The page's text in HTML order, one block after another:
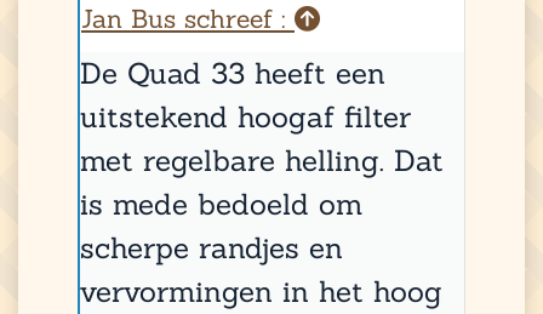
Jan Bus schreef :
De Quad 33 heeft een
uitstekend hoogaf filter
met regelbare helling. Dat
is mede bedoeld om
scherpe randjes en
vervormingen in het hoog